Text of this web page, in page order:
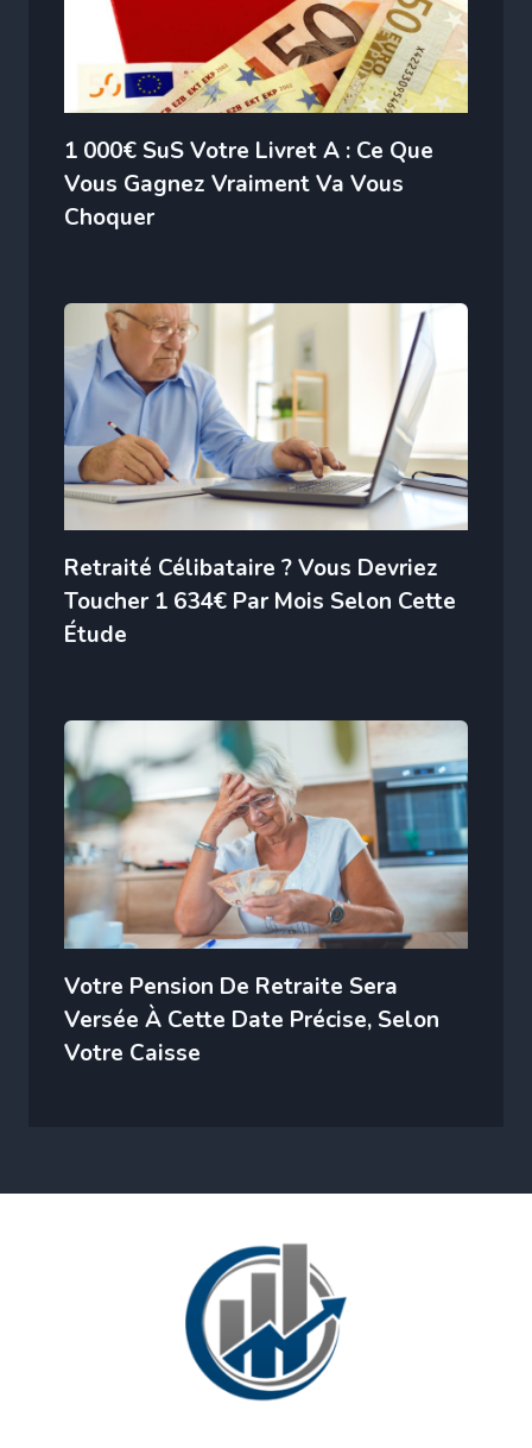
1 000€ SuS Votre Livret A : Ce Que
Vous Gagnez Vraiment Va Vous
Choquer
Retraité Célibataire ? Vous Devriez
Toucher 1 634€ Par Mois Selon Cette
Étude
Votre Pension De Retraite Sera
Versée À Cette Date Précise, Selon
Votre Caisse